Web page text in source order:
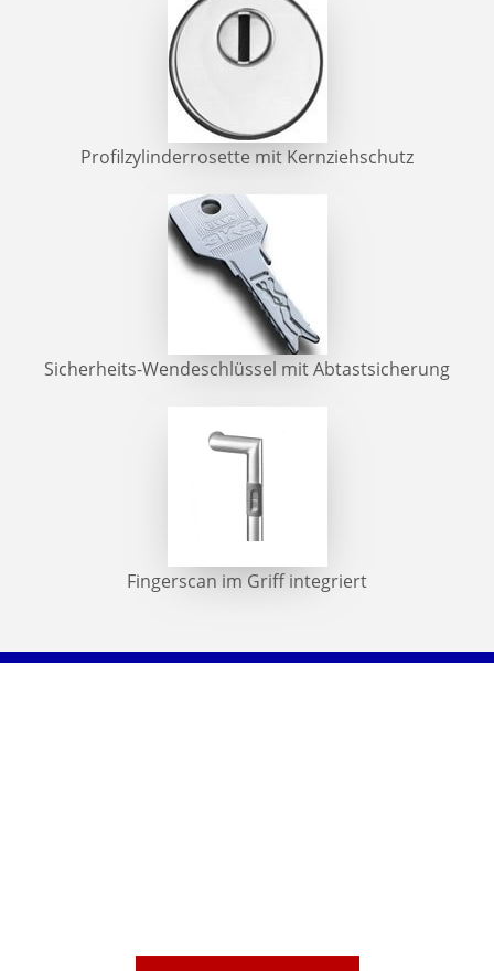
Profilzylinderrosette mit Kernziehschutz
Sicherheits-Wendeschlüssel mit Abtastsicherung
Fingerscan im Griff integriert